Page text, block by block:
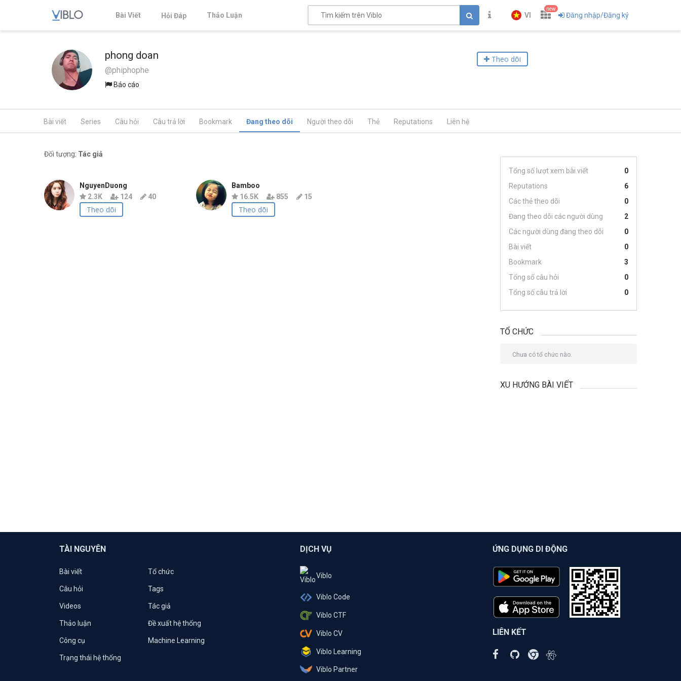
Bài Viết Hỏi Đáp Thảo Luận VI
new
Đăng nhập/Đăng ký
phong doan
@phiphophe
Báo cáo
Theo dõi
Bài viết Series Câu hỏi Câu trả lời Bookmark Đang theo dõi Người theo dõi Thẻ Reputations Liên hệ
Đối tượng: Tác giả
NguyenDuong
2.3K
124 40
Theo dõi
Bamboo
16.5K
855 15
Theo dõi
Tổng số lượt xem bài viết
0
Reputations
6
Các thẻ theo dõi
0
Đang theo dõi các người dùng
2
Các người dùng đang theo dõi
0
Bài viết
0
Bookmark
3
Tổng số câu hỏi
0
Tổng số câu trả lời
0
TỔ CHỨC
Chưa có tổ chức nào.
XU HƯỚNG BÀI VIẾT
TÀI NGUYÊN
Bài viết Tổ chức
Câu hỏi Tags
Videos Tác giả
Thảo luận Đề xuất hệ thống
Công cụ Machine Learning
Trạng thái hệ thống
DỊCH VỤ
Viblo
Viblo Code
Viblo CTF
Viblo CV
Viblo Learning
Viblo Partner
ỨNG DỤNG DI ĐỘNG
LIÊN KẾT